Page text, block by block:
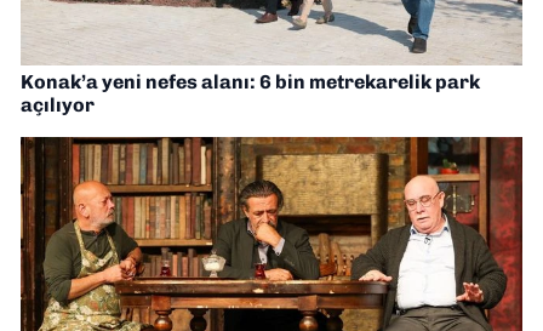
Konak’a yeni nefes alanı: 6 bin metrekarelik park
açılıyor